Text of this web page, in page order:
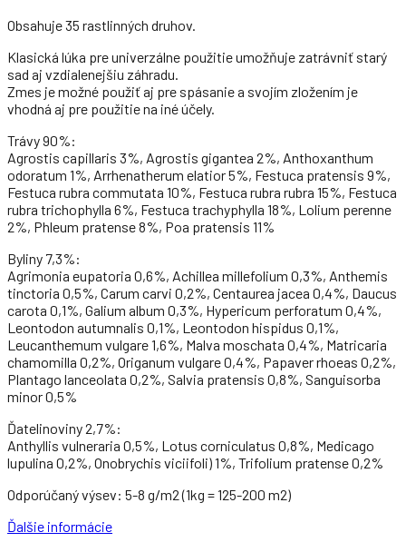
Obsahuje 35 rastlinných druhov.
Klasická lúka pre univerzálne použitie umožňuje zatrávniť starý
sad aj vzdialenejšiu záhradu.
Zmes je možné použiť aj pre spásanie a svojím zložením je
vhodná aj pre použitie na iné účely.
Trávy 90%:
Agrostis capillaris 3%, Agrostis gigantea 2%, Anthoxanthum
odoratum 1%, Arrhenatherum elatior 5%, Festuca pratensis 9%,
Festuca rubra commutata 10%, Festuca rubra rubra 15%, Festuca
rubra trichophylla 6%, Festuca trachyphylla 18%, Lolium perenne
2%, Phleum pratense 8%, Poa pratensis 11%
Byliny 7,3%:
Agrimonia eupatoria 0,6%, Achillea millefolium 0,3%, Anthemis
tinctoria 0,5%, Carum carvi 0,2%, Centaurea jacea 0,4%, Daucus
carota 0,1%, Galium album 0,3%, Hypericum perforatum 0,4%,
Leontodon autumnalis 0,1%, Leontodon hispidus 0,1%,
Leucanthemum vulgare 1,6%, Malva moschata 0,4%, Matricaria
chamomilla 0,2%, Origanum vulgare 0,4%, Papaver rhoeas 0,2%,
Plantago lanceolata 0,2%, Salvia pratensis 0,8%, Sanguisorba
minor 0,5%
Ďatelinoviny 2,7%:
Anthyllis vulneraria 0,5%, Lotus corniculatus 0,8%, Medicago
lupulina 0,2%, Onobrychis viciifoli) 1%, Trifolium pratense 0,2%
Odporúčaný výsev: 5-8 g/m2 (1kg = 125-200 m2)
Ďalšie informácie